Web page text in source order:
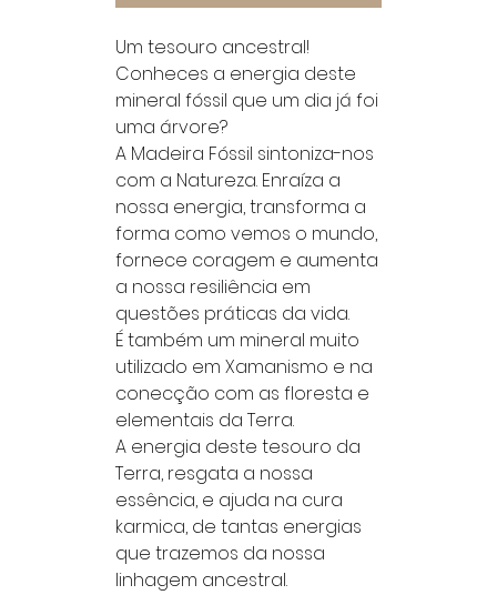
Um tesouro ancestral!
Conheces a energia deste
mineral fóssil que um dia já foi
uma árvore?
A Madeira Fóssil sintoniza-nos
com a Natureza. Enraíza a
nossa energia, transforma a
forma como vemos o mundo,
fornece coragem e aumenta
a nossa resiliência em
questões práticas da vida.
É também um mineral muito
utilizado em Xamanismo e na
conecção com as floresta e
elementais da Terra.
A energia deste tesouro da
Terra, resgata a nossa
essência, e ajuda na cura
karmica, de tantas energias
que trazemos da nossa
linhagem ancestral.